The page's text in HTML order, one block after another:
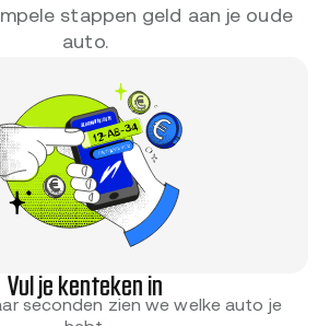
stappen geld aan je oude
auto.
Vul je kenteken in
seconden zien we welke auto je